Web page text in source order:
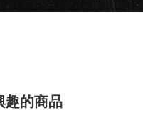
趣的商品